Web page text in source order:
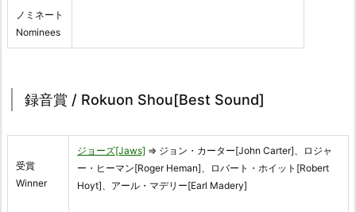
ノミネート
Nominees
録音賞 / Rokuon Shou[Best Sound]
受賞
Winner
ジョーズ[Jaws] ⇒ ジョン・カーター[John Carter]、ロジャ
ー・ヒーマン[Roger Heman]、ロバート・ホイット[Robert
Hoyt]、アール・マデリー[Earl Madery]